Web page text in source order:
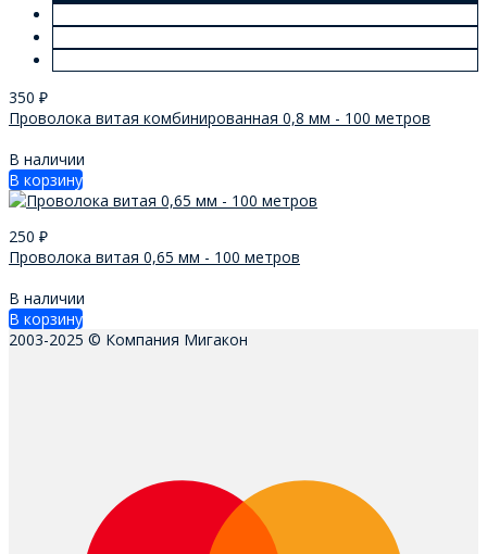
350 ₽
Проволока витая комбинированная 0,8 мм - 100 метров
В наличии
В корзину
250 ₽
Проволока витая 0,65 мм - 100 метров
В наличии
В корзину
2003-2025 © Компания Мигакон